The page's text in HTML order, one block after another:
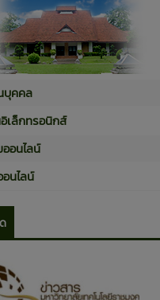
บุคคล
เล็กทรอนิกส์
อนไลน์
นไลน์